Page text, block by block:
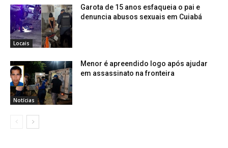
Locais
Garota de 15 anos esfaqueia o pai e
denuncia abusos sexuais em Cuiabá
Notícias
Menor é apreendido logo após ajudar
em assassinato na fronteira